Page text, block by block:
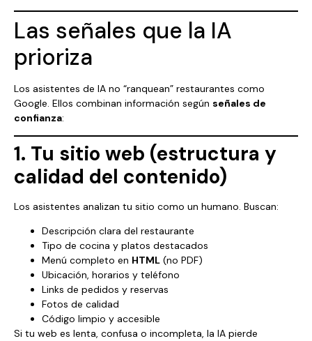
Las señales que la IA
prioriza
Los asistentes de IA no “ranquean” restaurantes como
Google. Ellos combinan información según señales de
confianza:
1. Tu sitio web (estructura y
calidad del contenido)
Los asistentes analizan tu sitio como un humano. Buscan:
Descripción clara del restaurante
Tipo de cocina y platos destacados
Menú completo en HTML (no PDF)
Ubicación, horarios y teléfono
Links de pedidos y reservas
Fotos de calidad
Código limpio y accesible
Si tu web es lenta, confusa o incompleta, la IA pierde